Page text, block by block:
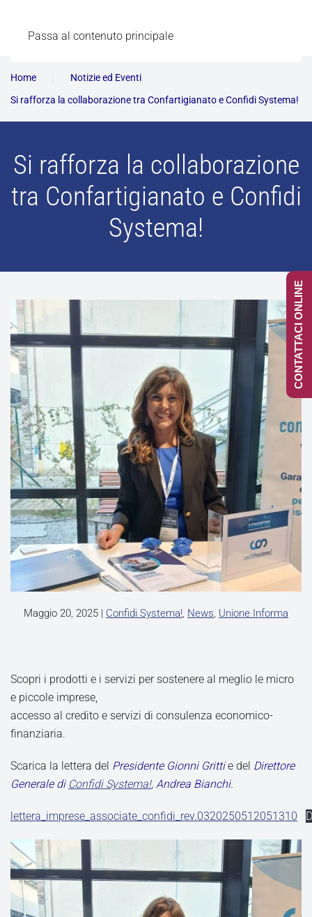
Passa al contenuto principale
Home
Notizie ed Eventi
Si rafforza la collaborazione tra Confartigianato e Confidi Systema!
Si rafforza la collaborazione
tra Confartigianato e Confidi
Systema!
Maggio 20, 2025 | Confidi Systema!, News, Unione Informa
Scopri i prodotti e i servizi per sostenere al meglio le micro
e piccole imprese,
accesso al credito e servizi di consulenza economico-
finanziaria.
Scarica la lettera del Presidente Gionni Grittie del Direttore
Generale di Confidi Systema!, Andrea Bianchi.
lettera_imprese_associate_confidi_rev.0320250512051310
CONTATTACI ONLINE